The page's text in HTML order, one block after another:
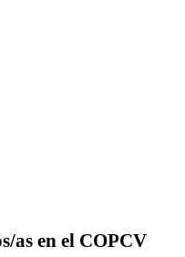
as en el COPCV